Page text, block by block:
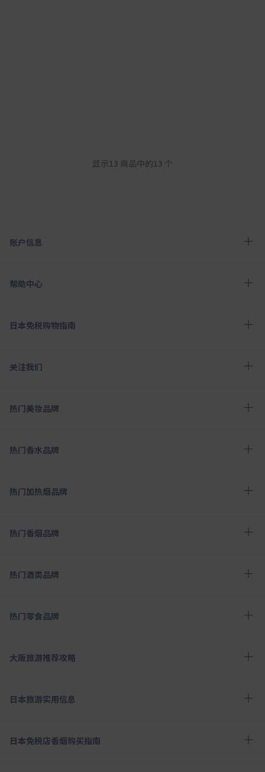
显示13 商品中的13 个
账户信息
帮助中心
日本免税购物指南
关注我们
热门美妆品牌
热门香水品牌
热门加热烟品牌
热门香烟品牌
热门酒类品牌
热门零食品牌
大阪旅游推荐攻略
日本旅游实用信息
日本免税店香烟购买指南